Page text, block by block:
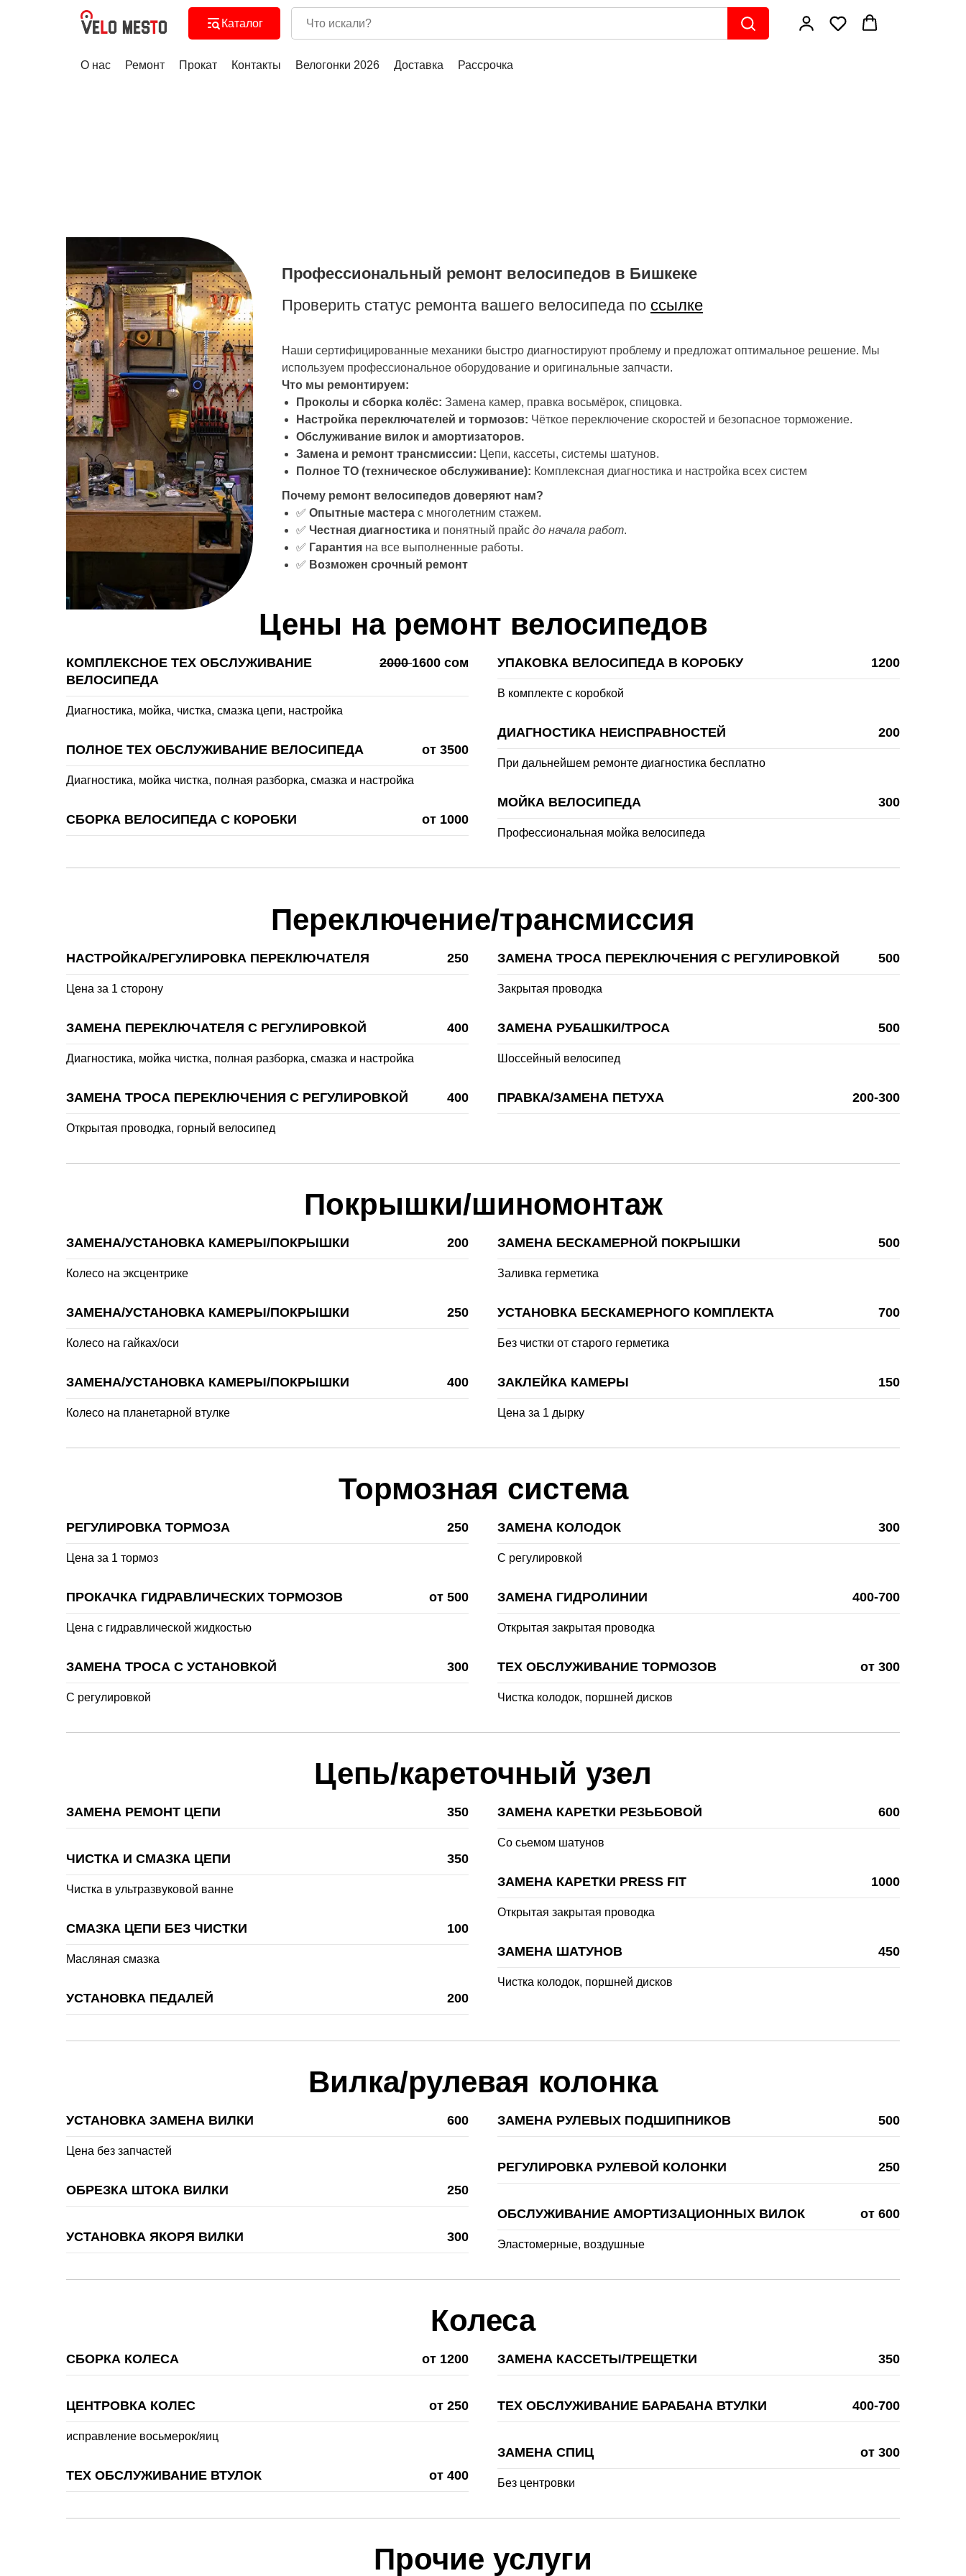
Каталог
О нас Ремонт Прокат Контакты Велогонки 2026 Доставка Рассрочка
Профессиональный ремонт велосипедов в Бишкеке
Проверить статус ремонта вашего велосипеда по ссылке
Наши сертифицированные механики быстро диагностируют проблему и предложат оптимальное решение. Мы
используем профессиональное оборудование и оригинальные запчасти.
Что мы ремонтируем:
Проколы и сборка колёс: Замена камер, правка восьмёрок, спицовка.
Настройка переключателей и тормозов: Чёткое переключение скоростей и безопасное торможение.
Обслуживание вилок и амортизаторов.
Замена и ремонт трансмиссии: Цепи, кассеты, системы шатунов.
Полное ТО (техническое обслуживание): Комплексная диагностика и настройка всех систем
Почему ремонт велосипедов доверяют нам?
✅ Опытные мастера с многолетним стажем.
✅ Честная диагностика и понятный прайс до начала работ.
✅ Гарантия на все выполненные работы.
✅ Возможен срочный ремонт
Цены на ремонт велосипедов
КОМПЛЕКСНОЕ ТЕХ ОБСЛУЖИВАНИЕ
ВЕЛОСИПЕДА
20001600 сом
Диагностика, мойка, чистка, смазка цепи, настройка
ПОЛНОЕ ТЕХ ОБСЛУЖИВАНИЕ ВЕЛОСИПЕДА от 3500
Диагностика, мойка чистка, полная разборка, смазка и настройка
СБОРКА ВЕЛОСИПЕДА С КОРОБКИ от 1000
УПАКОВКА ВЕЛОСИПЕДА В КОРОБКУ 1200
В комплекте с коробкой
ДИАГНОСТИКА НЕИСПРАВНОСТЕЙ 200
При дальнейшем ремонте диагностика бесплатно
МОЙКА ВЕЛОСИПЕДА 300
Профессиональная мойка велосипеда
Переключение/трансмиссия
НАСТРОЙКА/РЕГУЛИРОВКА ПЕРЕКЛЮЧАТЕЛЯ 250
Цена за 1 сторону
ЗАМЕНА ПЕРЕКЛЮЧАТЕЛЯ С РЕГУЛИРОВКОЙ 400
Диагностика, мойка чистка, полная разборка, смазка и настройка
ЗАМЕНА ТРОСА ПЕРЕКЛЮЧЕНИЯ С РЕГУЛИРОВКОЙ 400
Открытая проводка, горный велосипед
ЗАМЕНА ТРОСА ПЕРЕКЛЮЧЕНИЯ С РЕГУЛИРОВКОЙ 500
Закрытая проводка
ЗАМЕНА РУБАШКИ/ТРОСА 500
Шоссейный велосипед
ПРАВКА/ЗАМЕНА ПЕТУХА 200-300
Покрышки/шиномонтаж
ЗАМЕНА/УСТАНОВКА КАМЕРЫ/ПОКРЫШКИ 200
Колесо на эксцентрике
ЗАМЕНА/УСТАНОВКА КАМЕРЫ/ПОКРЫШКИ 250
Колесо на гайках/оси
ЗАМЕНА/УСТАНОВКА КАМЕРЫ/ПОКРЫШКИ 400
Колесо на планетарной втулке
ЗАМЕНА БЕСКАМЕРНОЙ ПОКРЫШКИ 500
Заливка герметика
УСТАНОВКА БЕСКАМЕРНОГО КОМПЛЕКТА 700
Без чистки от старого герметика
ЗАКЛЕЙКА КАМЕРЫ 150
Цена за 1 дырку
Тормозная система
РЕГУЛИРОВКА ТОРМОЗА 250
Цена за 1 тормоз
ПРОКАЧКА ГИДРАВЛИЧЕСКИХ ТОРМОЗОВ от 500
Цена с гидравлической жидкостью
ЗАМЕНА ТРОСА С УСТАНОВКОЙ 300
С регулировкой
ЗАМЕНА КОЛОДОК 300
С регулировкой
ЗАМЕНА ГИДРОЛИНИИ 400-700
Открытая закрытая проводка
ТЕХ ОБСЛУЖИВАНИЕ ТОРМОЗОВ от 300
Чистка колодок, поршней дисков
Цепь/кареточный узел
ЗАМЕНА РЕМОНТ ЦЕПИ 350
ЧИСТКА И СМАЗКА ЦЕПИ 350
Чистка в ультразвуковой ванне
СМАЗКА ЦЕПИ БЕЗ ЧИСТКИ 100
Масляная смазка
УСТАНОВКА ПЕДАЛЕЙ 200
ЗАМЕНА КАРЕТКИ РЕЗЬБОВОЙ 600
Со сьемом шатунов
ЗАМЕНА КАРЕТКИ PRESS FIT 1000
Открытая закрытая проводка
ЗАМЕНА ШАТУНОВ 450
Чистка колодок, поршней дисков
Вилка/рулевая колонка
УСТАНОВКА ЗАМЕНА ВИЛКИ 600
Цена без запчастей
ОБРЕЗКА ШТОКА ВИЛКИ 250
УСТАНОВКА ЯКОРЯ ВИЛКИ 300
ЗАМЕНА РУЛЕВЫХ ПОДШИПНИКОВ 500
РЕГУЛИРОВКА РУЛЕВОЙ КОЛОНКИ 250
ОБСЛУЖИВАНИЕ АМОРТИЗАЦИОННЫХ ВИЛОК от 600
Эластомерные, воздушные
Колеса
СБОРКА КОЛЕСА от 1200
ЦЕНТРОВКА КОЛЕС от 250
исправление восьмерок/яиц
ТЕХ ОБСЛУЖИВАНИЕ ВТУЛОК от 400
ЗАМЕНА КАССЕТЫ/ТРЕЩЕТКИ 350
ТЕХ ОБСЛУЖИВАНИЕ БАРАБАНА ВТУЛКИ 400-700
ЗАМЕНА СПИЦ от 300
Без центровки
Прочие услуги